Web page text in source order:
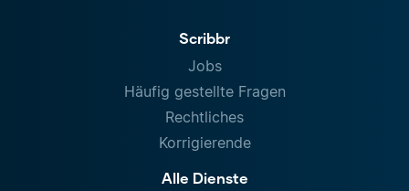
Scribbr
Jobs
Häufig gestellte Fragen
Rechtliches
Korrigierende
Alle Dienste